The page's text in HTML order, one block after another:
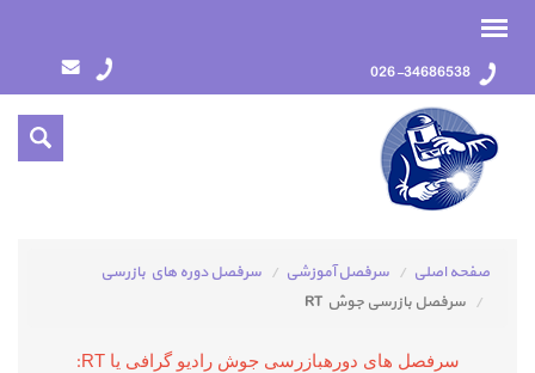
026-34686538
صفحه اصلی سرفصل آموزشي
سرفصل دوره هاي بازرسي
سرفصل بازرسی جوش RT
سرفصل های دورهبازرسی جوش رادیو گرافی یا RT :